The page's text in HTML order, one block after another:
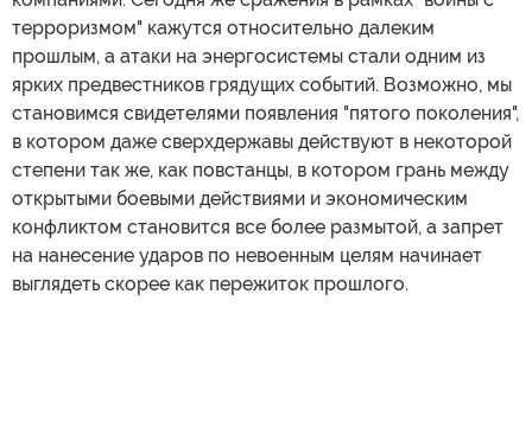
терроризмом" кажутся относительно далеким
прошлым, а атаки на энергосистемы стали одним из
ярких предвестников грядущих событий. Возможно, мы
становимся свидетелями появления "пятого поколения",
в котором даже сверхдержавы действуют в некоторой
степени так же, как повстанцы, в котором грань между
открытыми боевыми действиями и экономическим
конфликтом становится все более размытой, а запрет
на нанесение ударов по невоенным целям начинает
выглядеть скорее как пережиток прошлого.